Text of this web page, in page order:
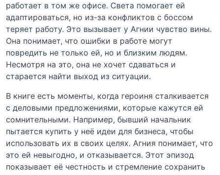
работает в том же офисе. Света помогает ей
адаптироваться, но из-за конфликтов с боссом
теряет работу. Это вызывает у Агнии чувство вины.
Она понимает, что ошибки в работе могут
повредить не только ей, но и близким людям.
Несмотря на это, она не хочет сдаваться и
старается найти выход из ситуации.
В книге есть моменты, когда героиня сталкивается
с деловыми предложениями, которые кажутся ей
сомнительными. Например, бывший начальник
пытается купить у неё идеи для бизнеса, чтобы
использовать их в своих целях. Агния понимает, что
это ей невыгодно, и отказывается. Этот эпизод
показывает её честность и стремление сохранить